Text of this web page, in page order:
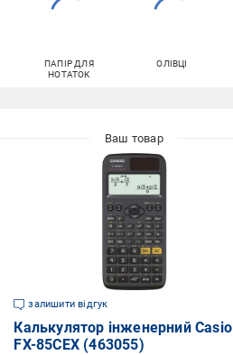
ПАПІР ДЛЯ
НОТАТОК
ОЛІВЦІ
залишити відгук
Калькулятор інженерний Casio
FX-85CEX (463055)